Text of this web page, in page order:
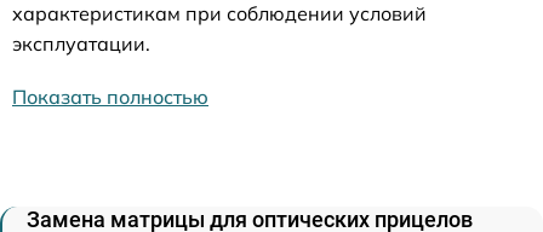
характеристикам при соблюдении условий
эксплуатации.
Показать полностью
Замена матрицы для оптических прицелов